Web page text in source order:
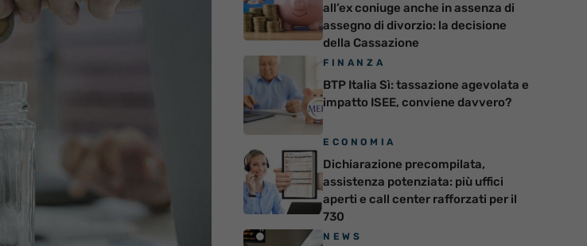
all’ex coniuge anche in assenza di
assegno di divorzio: la decisione
della Cassazione
FINANZA
BTP Italia Sì: tassazione agevolata e
impatto ISEE, conviene davvero?
ECONOMIA
Dichiarazione precompilata,
assistenza potenziata: più uffici
aperti e call center rafforzati per il
730
NEWS